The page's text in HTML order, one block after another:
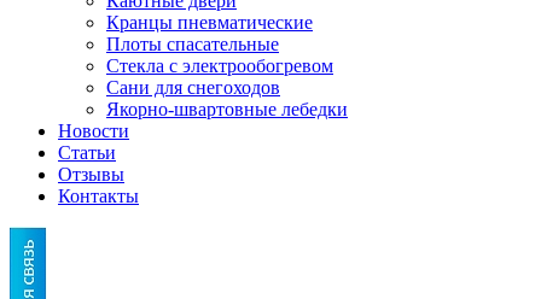
Кранцы пневматические
Плоты спасательные
Стекла с электрообогревом
Сани для снегоходов
Якорно-швартовные лебедки
Новости
Статьи
Отзывы
Контакты